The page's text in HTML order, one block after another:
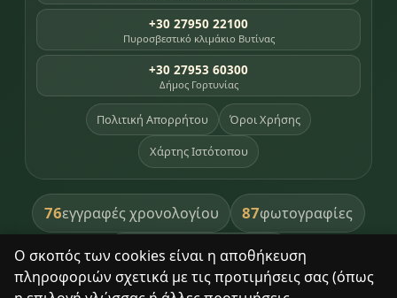
Ο σκοπός των cookies είναι η αποθήκευση
πληροφοριών σχετικά με τις προτιμήσεις σας (όπως
+30 27950 22100
Πυροσβεστικό κλιμάκιο Βυτίνας
+30 27953 60300
Δήμος Γορτυνίας
Πολιτική Απορρήτου Όροι Χρήσης
Χάρτης Ιστότοπου
76εγγραφές χρονολογίου 87φωτογραφίες
391βιβλία βιβλιοθήκης
8σημεία κληρονομιάς